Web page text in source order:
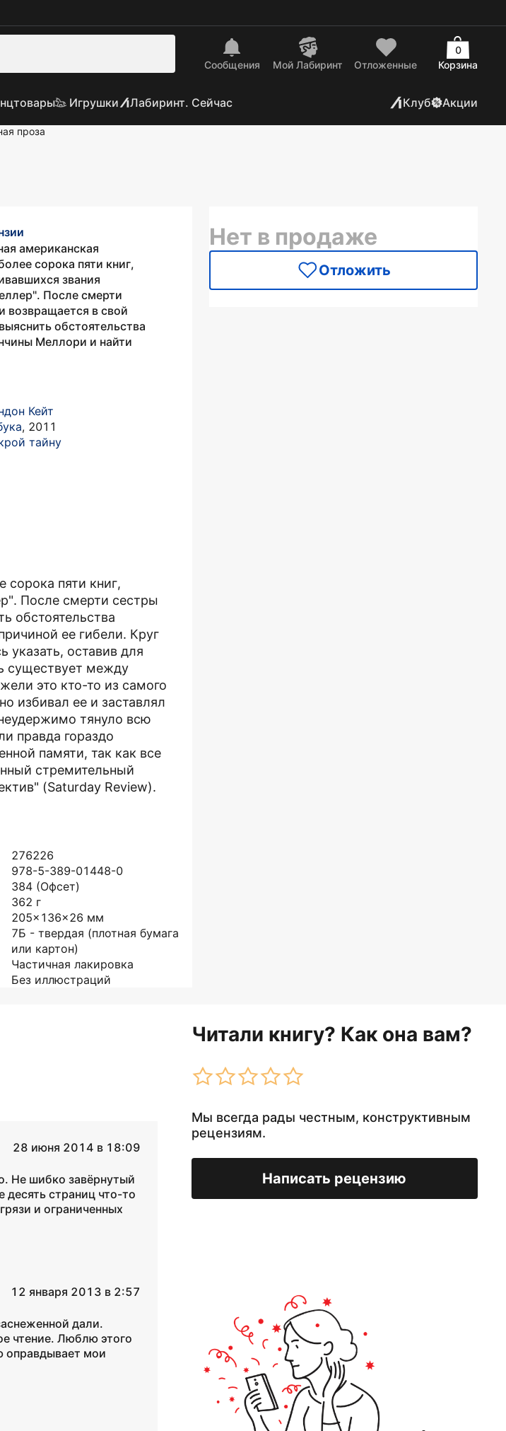
Сообщения Mой Лабиринт Отложенные Корзина
0
Игрушки Лабиринт. Сейчас Клуб Акции
проза
американская
сорока пяти книг,
звания
После смерти
возвращается в свой
обстоятельства
Меллори и найти
Кейт
, 2011
тайну
сорока пяти книг,
После смерти сестры
обстоятельства
ее гибели. Круг
оставив для
существует между
это кто-то из самого
избивал ее и заставлял
тянуло всю
правда гораздо
памяти, так как все
стремительный
(Saturday Review).
276226
978-5-389-01448-0
384 (Офсет)
362 г
205x136x26 мм
7Б - твердая (плотная бумага
или картон)
Частичная лакировка
Без иллюстраций
Нет в продаже
Отложить
Читали книгу? Как она вам?
Мы всегда рады честным, конструктивным
рецензиям.
Написать рецензию
28 июня 2014 в 18:09
Не шибко завёрнутый
страниц что-то
и ограниченных
12 января 2013 в 2:57
дали.
чтение. Люблю этого
оправдывает мои